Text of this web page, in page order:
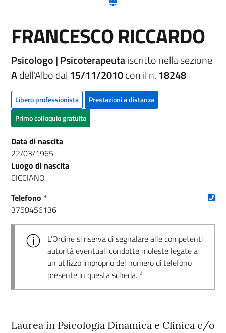
FRANCESCO RICCARDO
Psicologo | Psicoterapeutaiscritto nella sezione
Adell'Albo dal 15/11/2010con il n. 18248
Libero professionista
Prestazioni a distanza
Primo colloquio gratuito
Data di nascita
22/03/1965
Luogo di nascita
CICCIANO
Telefono *
3758456136
L’Ordine si riserva di segnalare alle competenti
autorità eventuali condotte moleste legate a
un utilizzo improprio del numero di telefono
presente in questa scheda. 2
Laurea in Psicologia Dinamica e Clinica c/o